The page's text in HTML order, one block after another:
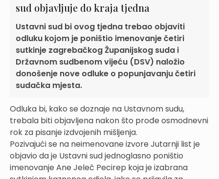
sud objavljuje do kraja tjedna
Ustavni sud bi ovog tjedna trebao objaviti
odluku kojom je poništio imenovanje četiri
sutkinje zagrebačkog Županijskog suda i
Državnom sudbenom vijeću (DSV) naložio
donošenje nove odluke o popunjavanju četiri
sudačka mjesta.
Odluka bi, kako se doznaje na Ustavnom sudu,
trebala biti objavljena nakon što prođe osmodnevni
rok za pisanje izdvojenih mišljenja.
Pozivajući se na neimenovane izvore Jutarnji list je
objavio da je Ustavni sud jednoglasno poništio
imenovanje Ane Jeleč Pecirep koja je izabrana